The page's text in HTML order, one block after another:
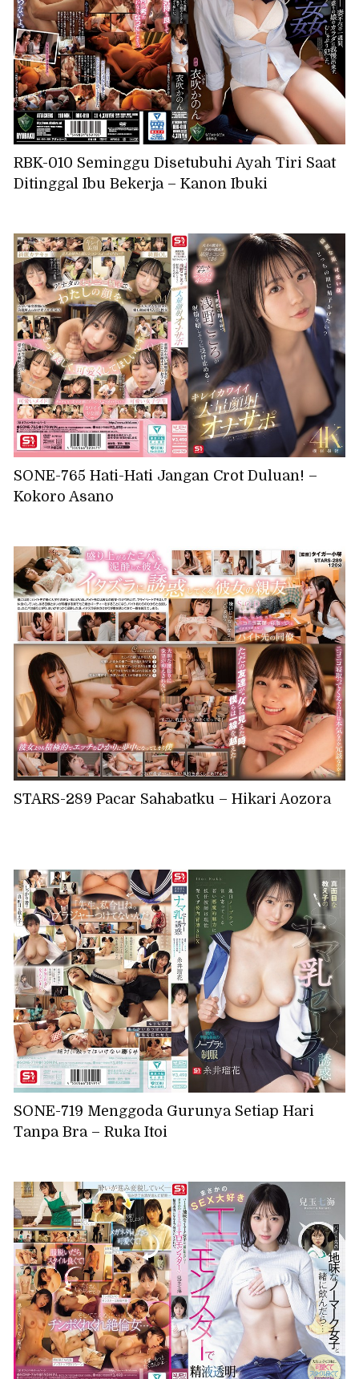
RBK-010 Seminggu Disetubuhi Ayah Tiri Saat
Ditinggal Ibu Bekerja – Kanon Ibuki
SONE-765 Hati-Hati Jangan Crot Duluan! –
Kokoro Asano
STARS-289 Pacar Sahabatku – Hikari Aozora
SONE-719 Menggoda Gurunya Setiap Hari
Tanpa Bra – Ruka Itoi